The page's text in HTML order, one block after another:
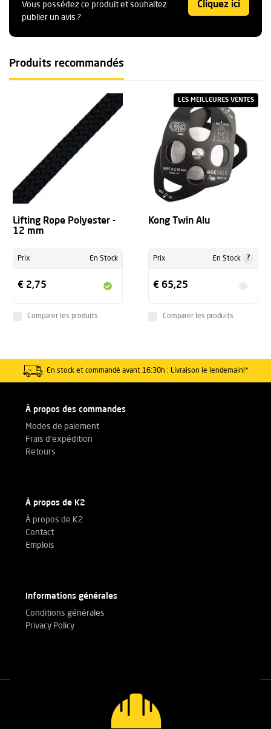
Vous possédez ce produit et souhaitez
publier un avis ?
Cliquez ici
Produits recommandés
Lifting Rope Polyester -
12 mm
Prix En Stock
€ 2,75
Comparer les produits
LES MEILLEURES VENTES
Kong Twin Alu
Prix En Stock ?
€ 65,25
Comparer les produits
En stock et commandé avant 16:30h : Livraison le lendemain!*
À propos des commandes
Modes de paiement
Frais d'expédition
Retours
À propos de K2
À propos de K2
Contact
Emplois
Informations générales
Conditions générales
Privacy Policy
Appelez nos experts
+32(0)3 303 14 53